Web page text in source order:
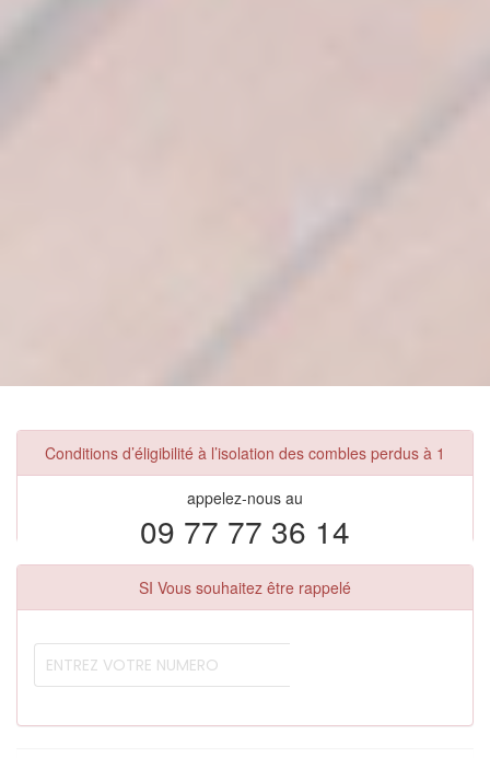
Conditions d’éligibilité à l’isolation des combles perdus à 1
appelez-nous au
09 77 77 36 14
SI Vous souhaitez être rappelé